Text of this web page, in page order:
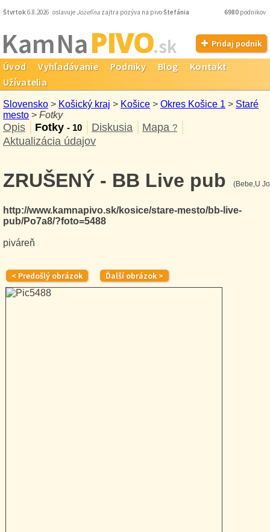
Štvrtok6.8.2026 oslavuje Jozefína zajtra pozýva na pivoŠtefánia 6980 podnikov
Kam NaPIVO.sk Pridaj podnik
Úvod Vyhľadávanie Podniky Blog
Kontakt
Užívatelia
Slovensko > Košický kraj > Košice > Okres Košice 1 > Staré
mesto > Fotky
Opis Fotky - 10 Diskusia Mapa ?
Aktualizácia údajov
ZRUŠENÝ - BB Live pub
http://www.kamnapivo.sk/kosice/stare-mesto/bb-live-
pub/Po7a8/?foto=5488
piváreň
(Bebe,U